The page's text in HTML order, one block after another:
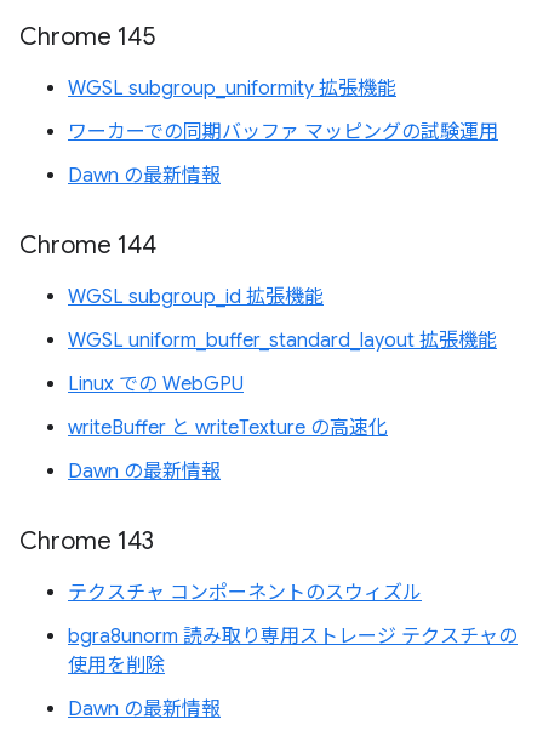
Chrome 145
WGSL subgroup_uniformity 拡張機能
ワーカーでの同期バッファ マッピングの試験運用
Dawn の最新情報
Chrome 144
WGSL subgroup_id 拡張機能
WGSL uniform_buffer_standard_layout 拡張機能
Linux での WebGPU
writeBuffer と writeTexture の高速化
Dawn の最新情報
Chrome 143
テクスチャ コンポーネントのスウィズル
bgra8unorm 読み取り専用ストレージ テクスチャの
使用を削除
Dawn の最新情報